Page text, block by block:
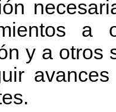
a
y a otros